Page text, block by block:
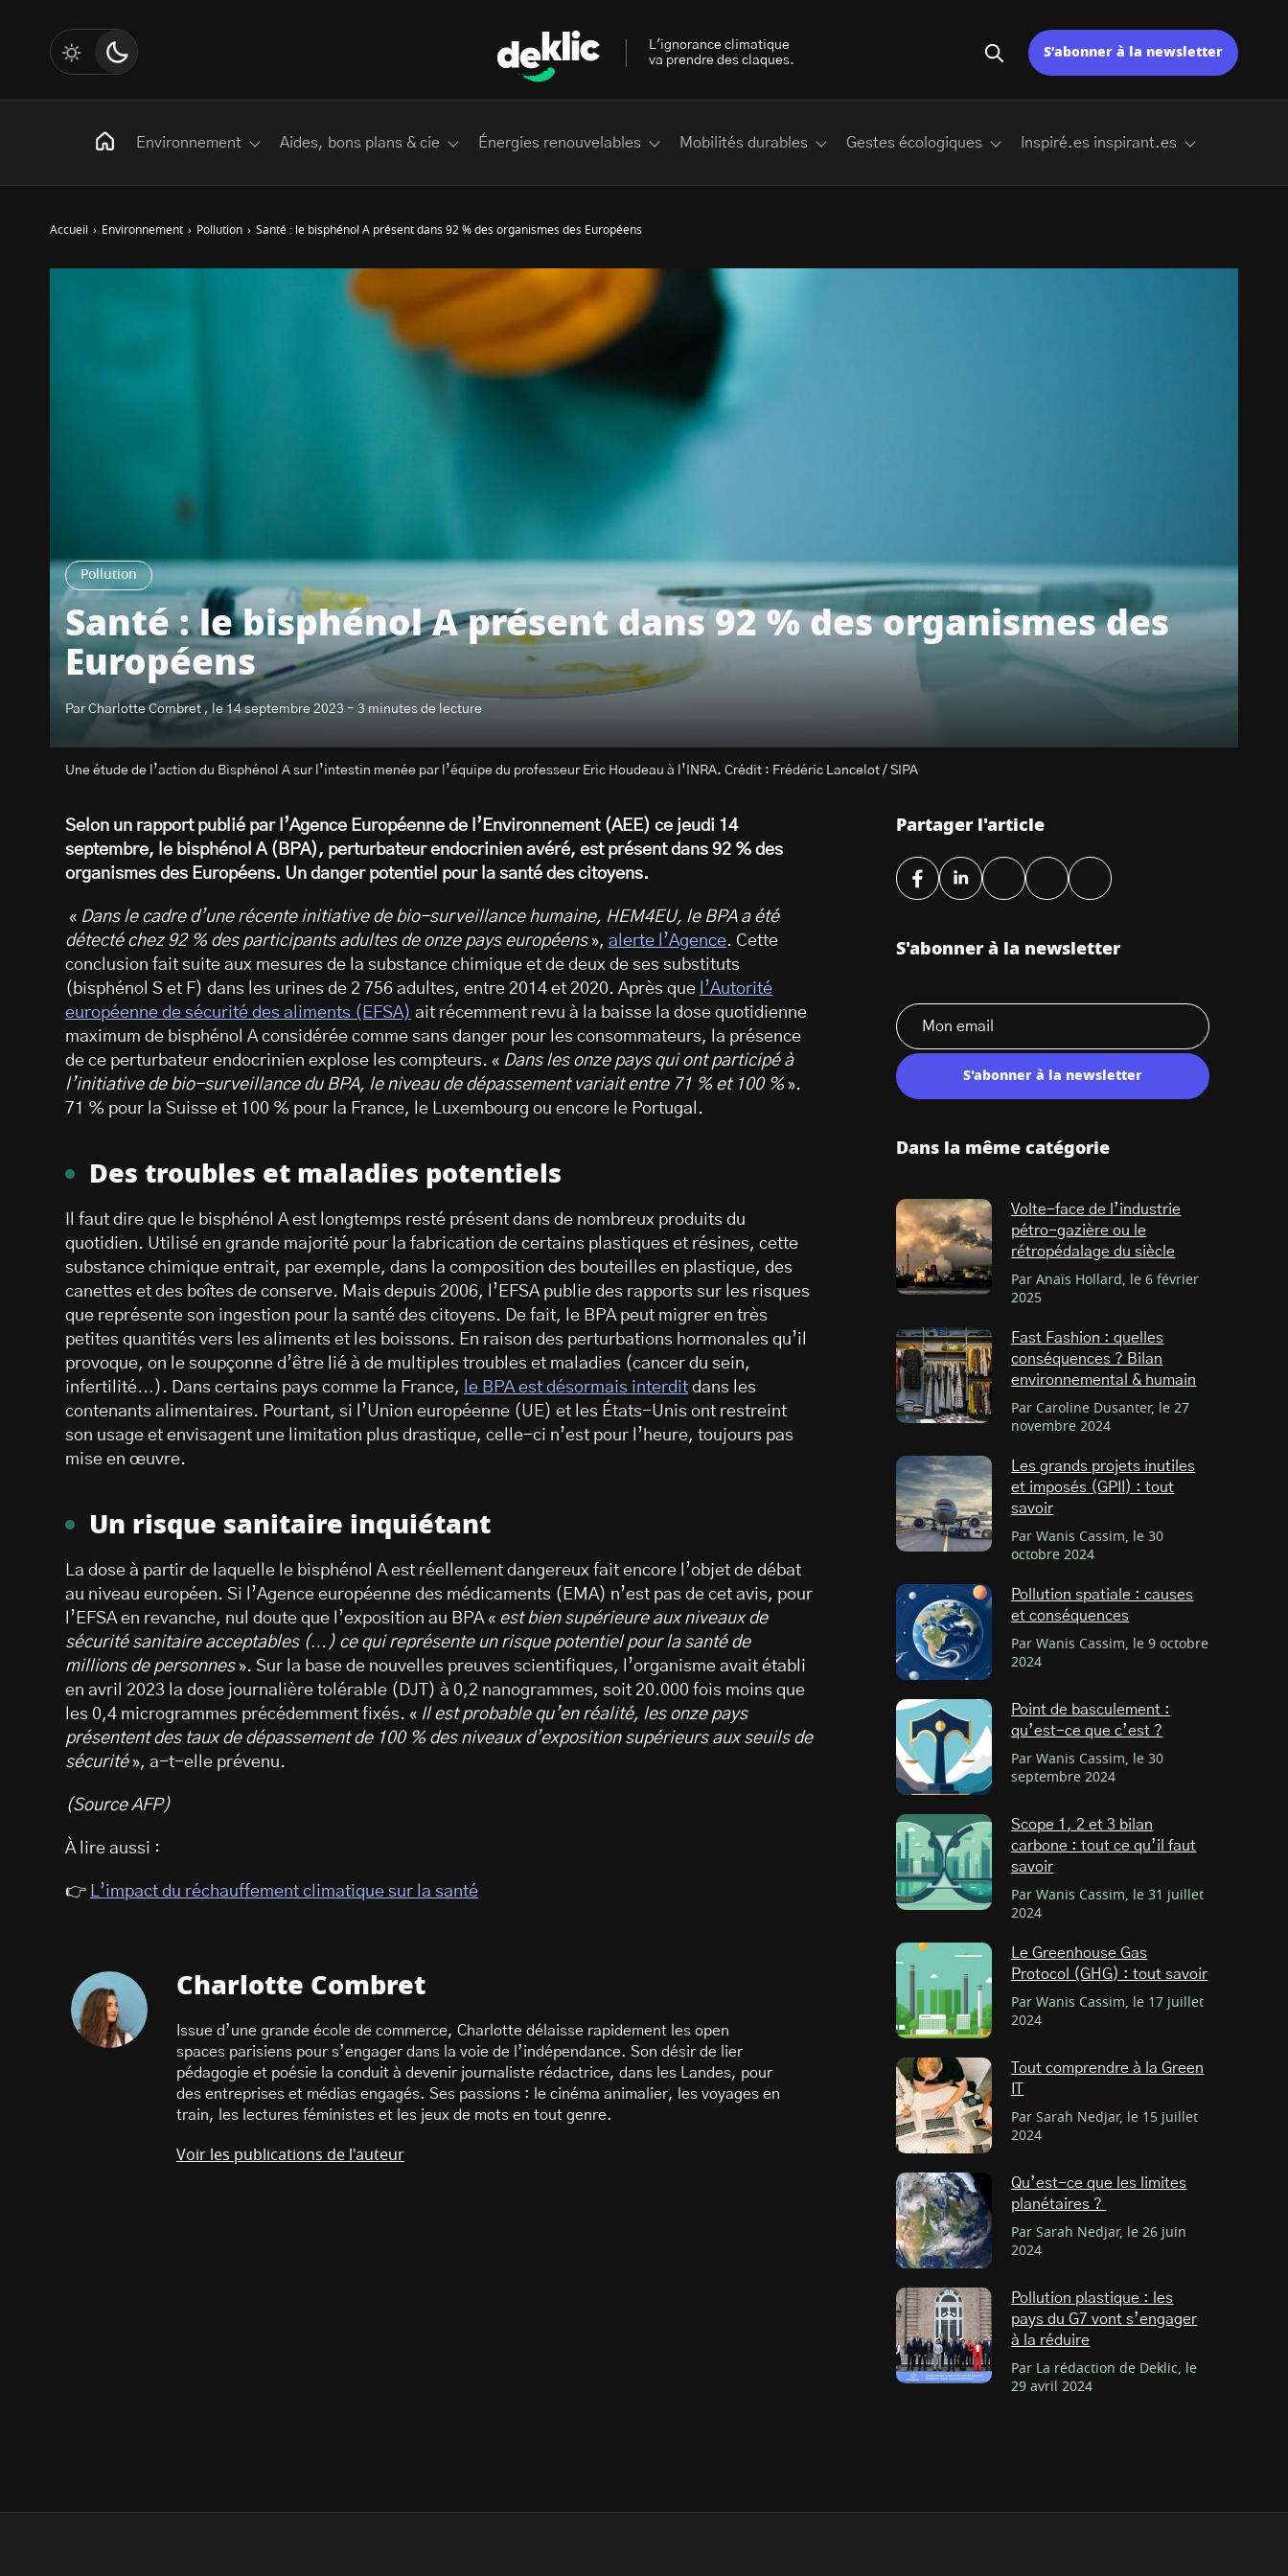
Pollution
Santé : le bisphénol A présent dans 92 % des organismes des
Européens
Par Charlotte Combret , le 14 septembre 2023 - 3 minutes de lecture
Une étude de l’action du Bisphénol A sur l’intestin menée par l’équipe du professeur Eric Houdeau à l’INRA. Crédit : Frédéric Lancelot / SIPA
Accueil › Environnement › Pollution › Santé : le bisphénol A présent dans 92 % des organismes des Européens
Selon un rapport publié par l’Agence Européenne de l’Environnement (AEE) ce jeudi 14
septembre, le bisphénol A (BPA), perturbateur endocrinien avéré, est présent dans 92 % des
organismes des Européens. Un danger potentiel pour la santé des citoyens.
« Dans le cadre d’une récente initiative de bio-surveillance humaine, HEM4EU, le BPA a été
détecté chez 92 % des participants adultes de onze pays européens», alerte l’Agence. Cette
conclusion fait suite aux mesures de la substance chimique et de deux de ses substituts
(bisphénol S et F) dans les urines de 2 756 adultes, entre 2014 et 2020. Après que
l’Autorité
européenne de sécurité des aliments (EFSA) ait récemment revu à la baisse la dose quotidienne
maximum de bisphénol A considérée comme sans danger pour les consommateurs, la présence
de ce perturbateur endocrinien explose les compteurs. « Dans les onze pays qui ont participé à
l’initiative de bio-surveillance du BPA, le niveau de dépassement variait entre 71 % et 100 % ».
71 % pour la Suisse et 100 % pour la France, le Luxembourg ou encore le Portugal.
Des troubles et maladies potentiels
Il faut dire que le bisphénol A est longtemps resté présent dans de nombreux produits du
quotidien. Utilisé en grande majorité pour la fabrication de certains plastiques et résines, cette
substance chimique entrait, par exemple, dans la composition des bouteilles en plastique, des
canettes et des boîtes de conserve. Mais depuis 2006, l’EFSA publie des rapports sur les risques
que représente son ingestion pour la santé des citoyens. De fait, le BPA peut migrer en très
petites quantités vers les aliments et les boissons. En raison des perturbations hormonales qu’il
provoque, on le soupçonne d’être lié à de multiples troubles et maladies (cancer du sein,
infertilité…). Dans certains pays comme la France,
le BPA est désormais interdit dans les
contenants alimentaires. Pourtant, si l’Union européenne (UE) et les États-Unis ont restreint
son usage et envisagent une limitation plus drastique, celle-ci n’est pour l’heure, toujours pas
mise en œuvre.
Un risque sanitaire inquiétant
La dose à partir de laquelle le bisphénol A est réellement dangereux fait encore l’objet de débat
au niveau européen. Si l’Agence européenne des médicaments (EMA) n’est pas de cet avis, pour
l’EFSA en revanche, nul doute que l’exposition au BPA « est bien supérieure aux niveaux de
sécurité sanitaire acceptables (…) ce qui représente un risque potentiel pour la santé de
millions de personnes». Sur la base de nouvelles preuves scientifiques, l’organisme avait établi
en avril 2023 la dose journalière tolérable (DJT) à 0,2 nanogrammes, soit 20.000 fois moins que
les 0,4 microgrammes précédemment fixés. « Il est probable qu’en réalité, les onze pays
présentent des taux de dépassement de 100 % des niveaux d’exposition supérieurs aux seuils de
sécurité», a-t-elle prévenu.
(Source AFP)
À lire aussi :
👉 L’impact du réchauffement climatique sur la santé
Charlotte Combret
Issue d’une grande école de commerce, Charlotte délaisse rapidement les open
spaces parisiens pour s’engager dans la voie de l’indépendance. Son désir de lier
pédagogie et poésie la conduit à devenir journaliste rédactrice, dans les Landes, pour
des entreprises et médias engagés. Ses passions : le cinéma animalier, les voyages en
train, les lectures féministes et les jeux de mots en tout genre.
Voir les publications de l'auteur
Partager l'article
S'abonner à la newsletter
S'abonner à la newsletter
Dans la même catégorie
Volte-face de l’industrie
pétro-gazière ou le
rétropédalage du siècle
Par Anaïs Hollard, le 6 février
2025
Fast Fashion : quelles
conséquences ? Bilan
environnemental & humain
Par Caroline Dusanter, le 27
novembre 2024
Les grands projets inutiles
et imposés (GPII) : tout
savoir
Par Wanis Cassim, le 30
octobre 2024
Pollution spatiale : causes
et conséquences
Par Wanis Cassim, le 9 octobre
2024
Point de basculement :
qu’est-ce que c’est ?
Par Wanis Cassim, le 30
septembre 2024
Scope 1, 2 et 3 bilan
carbone : tout ce qu’il faut
savoir
Par Wanis Cassim, le 31 juillet
2024
Le Greenhouse Gas
Protocol (GHG) : tout savoir
Par Wanis Cassim, le 17 juillet
2024
Tout comprendre à la Green
Par Sarah Nedjar, le 15 juillet
2024
Qu’est-ce que les limites
planétaires ?
Par Sarah Nedjar, le 26 juin
2024
Pollution plastique : les
pays du G7 vont s’engager
à la réduire
Par La rédaction de Deklic, le
29 avril 2024
L'ignorance climatique
va prendre des claques.
S’abonner à la newsletter
Environnement Aides, bons plans & cie Énergies renouvelables Mobilités durables Gestes écologiques Inspiré.es inspirant.es
Rechercher
Les mots clés les plus recherchés sur Deklic
Volte-face